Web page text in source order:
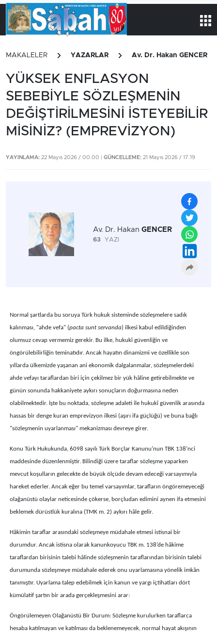
MAKALELER YAZARLAR Av. Dr. Hakan GENCER
YÜKSEK ENFLASYON
SEBEBİYLE SÖZLEŞMENİN
DEĞİŞTİRİLMESİNİ İSTEYEBİLİR
MİSİNİZ? (EMPREVİZYON)
YAYINLAMA: 22 Mayıs 2026 / 00.00 | GÜNCELLEME: 21 Mayıs 2026 / 17.19
Av. Dr. Hakan GENCER
63 YAZI
Normal şartlarda bu soruya Türk hukuk sisteminde sözleşmelere sadık
kalınması, "ahde vefa" (pacta sunt servanda) ilkesi kabul edildiğinden
olumsuz cevap vermemiz gerekir. Bu ilke, hukukî güvenliğin ve
öngörülebilirliğin teminatıdır. Ancak hayatın dinamizmi ve özellikle son
yıllarda ülkemizde yaşanan ani ekonomik dalgalanmalar, sözleşmelerdeki
ahde vefayı taraflardan biri için çekilmez bir yük hâline getirebilmekte ve
günün sonunda hakkaniyete aykırı sonuçların doğurmasına neden
olabilmektedir. İşte bu noktada, sözleşme adaleti ile hukukî güvenlik arasında
hassas bir denge kuran emprevizyon ilkesi (aşırı ifa güçlüğü) ve buna bağlı
"sözleşmenin uyarlanması" mekanizması devreye girer.
Konu Türk Hukukunda, 6098 sayılı Türk Borçlar Kanunu’nun TBK 138’nci
maddesinde düzenlenmiştir. Bilindiği üzere taraflar sözleşme yaparken
mevcut koşulların gelecekte de büyük ölçüde devam edeceği varsayımıyla
hareket ederler. Ancak eğer bu temel varsayımlar, tarafların öngöremeyeceği
olağanüstü olaylar neticesinde çökerse, borçludan edimini aynen ifa etmesini
beklemek dürüstlük kuralına (TMK m. 2) aykırı hâle gelir.
Hâkimin taraflar arasındaki sözleşmeye müdahale etmesi istisnai bir
durumdur. Ancak istisna olarak kanunkoyucu TBK m. 138’de hâkime
taraflardan birisinin talebi hâlinde sözleşmenin taraflarından birisinin talebi
durumunda sözleşmeye müdahale ederek onu uyarlamasına yönelik imkân
tanımıştır. Uyarlama talep edebilmek için kanun ve yargı içtihatları dört
kümülatif şartın bir arada gerçekleşmesini arar:
Öngörülemeyen Olağanüstü Bir Durum: Sözleşme kurulurken taraflarca
hesaba katılmayan ve katılması da beklenemeyecek, normal hayat akışının